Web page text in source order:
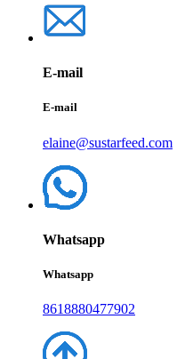
E-mail
E-mail
elaine@sustarfeed.com
Whatsapp
Whatsapp
8618880477902